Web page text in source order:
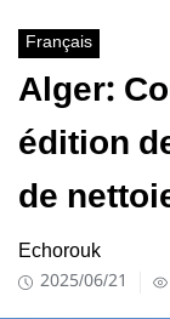
Français
Alger:
édition
de
Echorouk
2025/06/21